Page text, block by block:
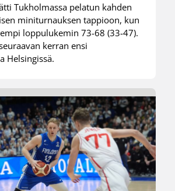
Tukholmassa pelatun kahden
miniturnauksen tappioon, kun
loppulukemin 73-68 (33-47).
kerran ensi
Helsingissä.